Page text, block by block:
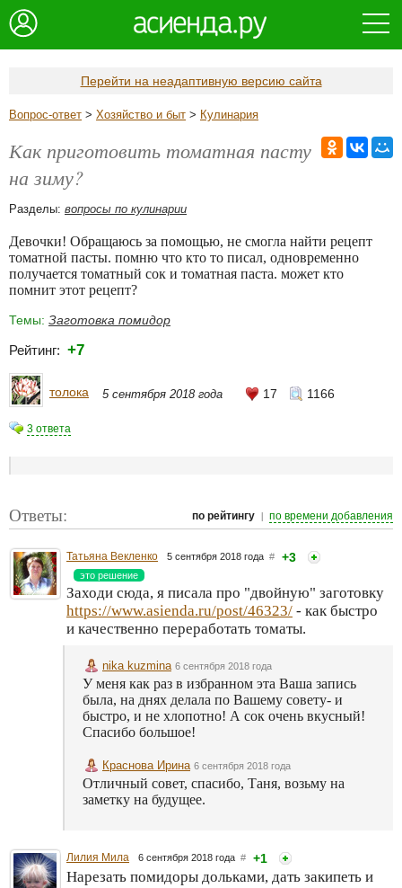
Перейти на неадаптивную версию сайта
Вопрос-ответ > Хозяйство и быт > Кулинария
Как приготовить томатная пасту
на зиму?
Разделы: вопросы по кулинарии
Девочки! Обращаюсь за помощью, не смогла найти рецепт
томатной пасты. помню что кто то писал, одновременно
получается томатный сок и томатная паста. может кто
помнит этот рецепт?
Темы: Заготовка помидор
Рейтинг: +7
толока 5 сентября 2018 года 17 1166
3 ответа
Ответы: по рейтингу | по времени добавления
Татьяна Векленко 5 сентября 2018 года # +3
это решение
Заходи сюда, я писала про "двойную" заготовку
https://www.asienda.ru/post/46323/ - как быстро
и качественно переработать томаты.
nika kuzmina 6 сентября 2018 года
У меня как раз в избранном эта Ваша запись
была, на днях делала по Вашему совету- и
быстро, и не хлопотно! А сок очень вкусный!
Спасибо большое!
Краснова Ирина 6 сентября 2018 года
Отличный совет, спасибо, Таня, возьму на
заметку на будущее.
Лилия Мила 6 сентября 2018 года # +1
Нарезать помидоры дольками, дать закипеть и